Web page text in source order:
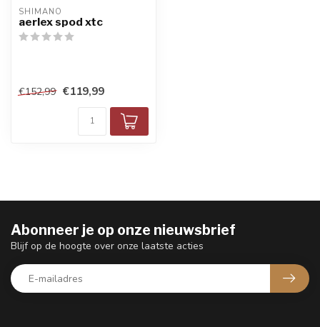
SHIMANO
aerlex spod xtc
€152,99 €119,99
Abonneer je op onze nieuwsbrief
Blijf op de hoogte over onze laatste acties